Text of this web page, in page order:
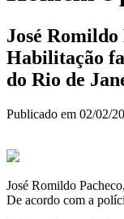
José
Habilitação
do Rio de
Publicado em 02/02/
José Romildo
De acordo com a